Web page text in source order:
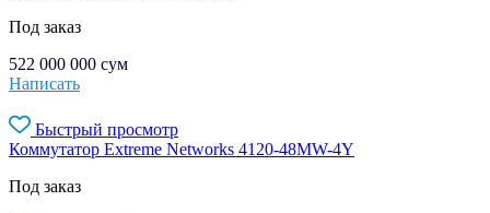
Под заказ
522 000 000 сум
Написать
Быстрый просмотр
Коммутатор Extreme Networks 4120-48MW-4Y
Под заказ